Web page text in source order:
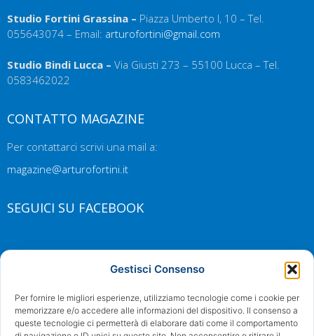
Gestisci Consenso
Per fornire le migliori esperienze, utilizziamo tecnologie come i cookie per
memorizzare e/o accedere alle informazioni del dispositivo. Il consenso a
queste tecnologie ci permetterà di elaborare dati come il comportamento
Studio Fortini Grassina – Piazza Umberto I, 10 – Tel.
055643074 – Email: arturofortini@gmail.com
Studio Bindi Lucca – Via Giusti 273 – 55100 Lucca – Tel.
0583462022
CONTATTO MAGAZINE
Per contattarci scrivi una mail a:
magazine@arturofortini.it
SEGUICI SU FACEBOOK